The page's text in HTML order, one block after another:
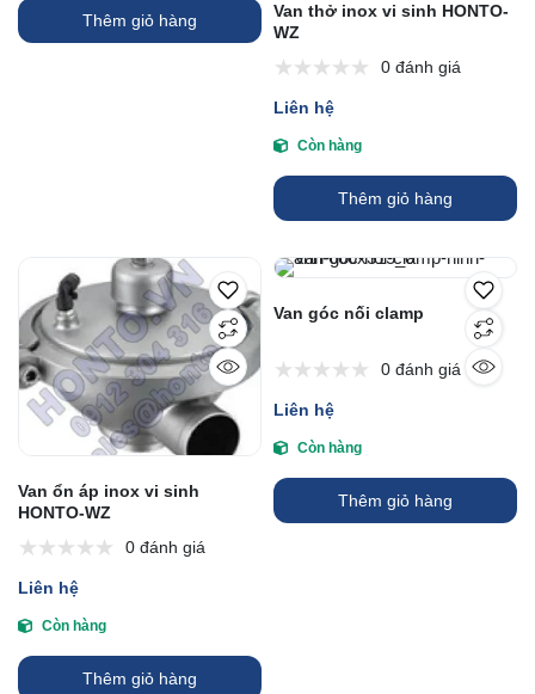
Thêm giỏ hàng
Van thở inox vi sinh HONTO-
WZ
0 đánh giá
Liên hệ
Còn hàng
Thêm giỏ hàng
Van ổn áp inox vi sinh
HONTO-WZ
0 đánh giá
Liên hệ
Còn hàng
Thêm giỏ hàng
Van góc nối clamp
0 đánh giá
Liên hệ
Còn hàng
Thêm giỏ hàng